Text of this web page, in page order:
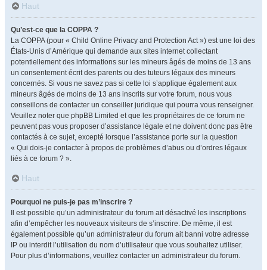
Haut
Qu’est-ce que la COPPA ?
La COPPA (pour « Child Online Privacy and Protection Act ») est une loi des
États-Unis d’Amérique qui demande aux sites internet collectant
potentiellement des informations sur les mineurs âgés de moins de 13 ans
un consentement écrit des parents ou des tuteurs légaux des mineurs
concernés. Si vous ne savez pas si cette loi s’applique également aux
mineurs âgés de moins de 13 ans inscrits sur votre forum, nous vous
conseillons de contacter un conseiller juridique qui pourra vous renseigner.
Veuillez noter que phpBB Limited et que les propriétaires de ce forum ne
peuvent pas vous proposer d’assistance légale et ne doivent donc pas être
contactés à ce sujet, excepté lorsque l’assistance porte sur la question
« Qui dois-je contacter à propos de problèmes d’abus ou d’ordres légaux
liés à ce forum ? ».
Haut
Pourquoi ne puis-je pas m’inscrire ?
Il est possible qu’un administrateur du forum ait désactivé les inscriptions
afin d’empêcher les nouveaux visiteurs de s’inscrire. De même, il est
également possible qu’un administrateur du forum ait banni votre adresse
IP ou interdit l’utilisation du nom d’utilisateur que vous souhaitez utiliser.
Pour plus d’informations, veuillez contacter un administrateur du forum.